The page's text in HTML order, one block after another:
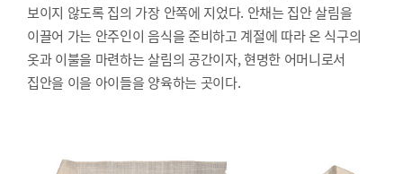
보이지 않도록 집의 가장 안쪽에 지었다. 안채는 집안 살림을
이끌어 가는 안주인이 음식을 준비하고 계절에 따라 온 식구의
옷과 이불을 마련하는 살림의 공간이자, 현명한 어머니로서
집안을 이을 아이들을 양육하는 곳이다.